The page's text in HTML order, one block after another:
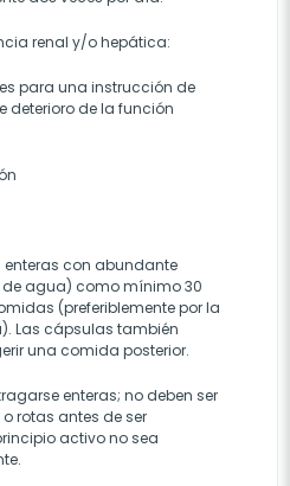
renal y/o hepática:
para una instrucción de
deterioro de la función
con abundante
de agua) como mínimo 30
(preferiblemente por la
Las cápsulas también
una comida posterior.
enteras; no deben ser
rotas antes de ser
activo no sea